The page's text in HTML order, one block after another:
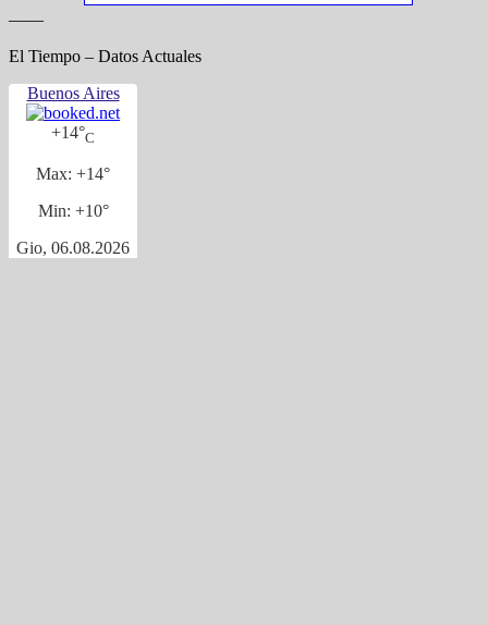
——
El Tiempo – Datos Actuales
Buenos Aires
+14°C
Max: +14°
Min: +10°
Gio, 06.08.2026